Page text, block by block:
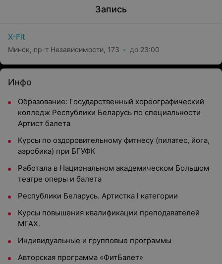
Запись
X-Fit
Минск, пр-т Независимости, 173 до 23:00
Инфо
Образование: Государственный хореографический
колледж Республики Беларусь по специальности
Артист балета
Курсы по оздоровительному фитнесу (пилатес, йога,
аэробика) при БГУФК
Работала в Национальном академическом Большом
театре оперы и балета
Республики Беларусь. Артистка l категории
Курсы повышения квалификации преподавателей
МГАХ.
Индивидуальные и групповые программы
Авторская программа «ФитБалет»